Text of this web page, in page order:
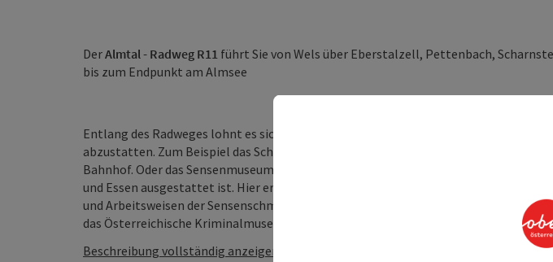
DerAlmtal - Radweg R11 führt Sie von Wels über Eberstalzell, Pettenbach,
bis zum Endpunkt am Almsee
Entlang des Radweges lohnt es sich, dem einen oder anderen Museum bzw.
abzustatten. Zum Beispiel das Schriften- und Druckmuseum im Bartlhaus in
Bahnhof. Oder das Sensenmuseum Geyerhammer, das mit drei originalen
und Essen ausgestattet ist. Hier erlebt der Besucher anhand von Live-Vorführungen
und Arbeitsweisen der Sensenschmiede. Ein weiteres lohnendes Ziel ist im
das Österreichische Kriminalmuseum. Dieses dokumentiert in mehr als 20
Beschreibung vollständig anzeigen